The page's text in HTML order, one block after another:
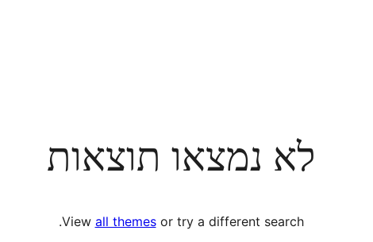
לא נמצאו תוצאות
View all themesor try a different search.